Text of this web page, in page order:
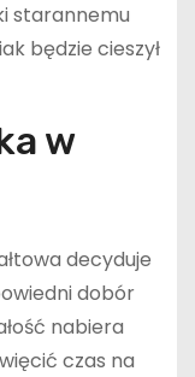
starannemu
będzie cieszył
w
decyduje
dobór
nabiera
czas na